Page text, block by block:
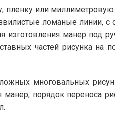
пленку или
ломаные линии, с
манер под
частей рисунка
многовальных
манер; порядок переноса